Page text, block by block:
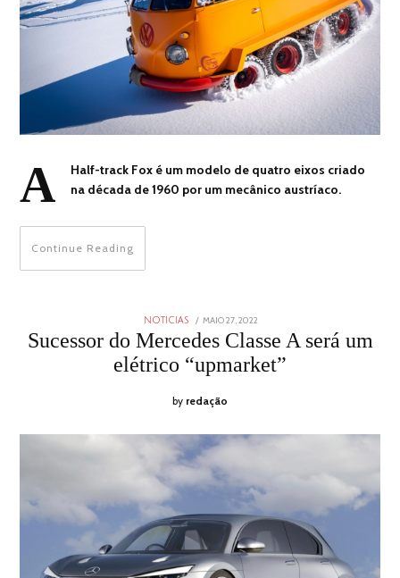
A
Half-track Fox é um modelo de quatro eixos criado
na década de 1960 por um mecânico austríaco.
Continue Reading
NOTICIAS
POSTED
ON
MAIO 27, 2022
2022
Sucessor do Mercedes Classe A será um
elétrico “upmarket”
by redação